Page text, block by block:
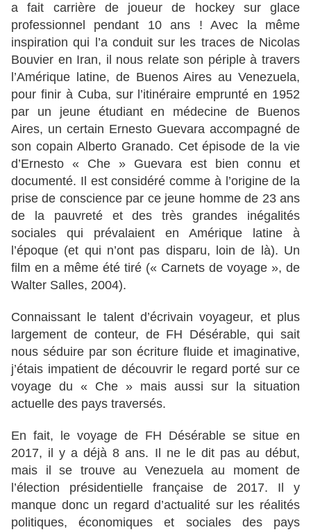
a fait carrière de joueur de hockey sur glace
professionnel pendant 10 ans ! Avec la même
inspiration qui l’a conduit sur les traces de Nicolas
Bouvier en Iran, il nous relate son périple à travers
l’Amérique latine, de Buenos Aires au Venezuela,
pour finir à Cuba, sur l’itinéraire emprunté en 1952
par un jeune étudiant en médecine de Buenos
Aires, un certain Ernesto Guevara accompagné de
son copain Alberto Granado. Cet épisode de la vie
d’Ernesto « Che » Guevara est bien connu et
documenté. Il est considéré comme à l’origine de la
prise de conscience par ce jeune homme de 23 ans
de la pauvreté et des très grandes inégalités
sociales qui prévalaient en Amérique latine à
l’époque (et qui n’ont pas disparu, loin de là). Un
film en a même été tiré (« Carnets de voyage », de
Walter Salles, 2004).
Connaissant le talent d’écrivain voyageur, et plus
largement de conteur, de FH Désérable, qui sait
nous séduire par son écriture fluide et imaginative,
j’étais impatient de découvrir le regard porté sur ce
voyage du « Che » mais aussi sur la situation
actuelle des pays traversés.
En fait, le voyage de FH Désérable se situe en
2017, il y a déjà 8 ans. Il ne le dit pas au début,
mais il se trouve au Venezuela au moment de
l’élection présidentielle française de 2017. Il y
manque donc un regard d’actualité sur les réalités
politiques, économiques et sociales des pays